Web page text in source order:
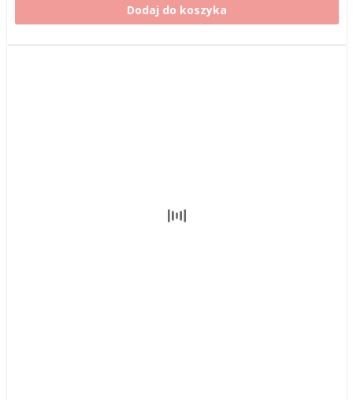
Dodaj do koszyka